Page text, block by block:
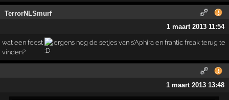
TerrorNLSmurf
1 maart 2013 11:54
wat een feest
ergens nog de setjes van s'Aphira en frantic freak terug te
vinden?
1 maart 2013 13:48